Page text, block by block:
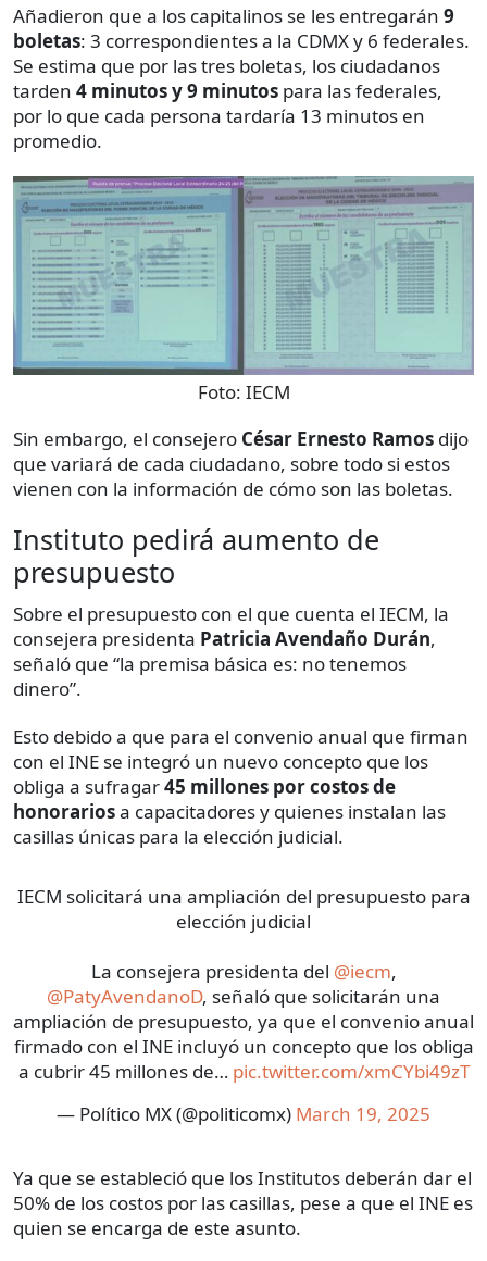
Añadieron que a los capitalinos se les entregarán 9
boletas: 3 correspondientes a la CDMX y 6 federales.
Se estima que por las tres boletas, los ciudadanos
tarden 4 minutos y 9 minutos para las federales,
por lo que cada persona tardaría 13 minutos en
promedio.
Foto: IECM
Sin embargo, el consejero César Ernesto Ramos dijo
que variará de cada ciudadano, sobre todo si estos
vienen con la información de cómo son las boletas.
Instituto pedirá aumento de
presupuesto
Sobre el presupuesto con el que cuenta el IECM, la
consejera presidenta Patricia Avendaño Durán,
señaló que “la premisa básica es: no tenemos
dinero”.
Esto debido a que para el convenio anual que firman
con el INE se integró un nuevo concepto que los
obliga a sufragar45 millones por costos de
honorariosa capacitadores y quienes instalan las
casillas únicas para la elección judicial.
IECM solicitará una ampliación del presupuesto para
elección judicial
La consejera presidenta del @iecm,
@PatyAvendanoD, señaló que solicitarán una
ampliación de presupuesto, ya que el convenio anual
firmado con el INE incluyó un concepto que los obliga
a cubrir 45 millones de… pic.twitter.com/xmCYbi49zT
— Político MX (@politicomx) March 19, 2025
Ya que se estableció que los Institutos deberán dar el
50% de los costos por las casillas, pese a que el INE es
quien se encarga de este asunto.